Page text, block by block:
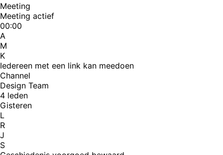
Meeting
Meeting actief
00:00
A
M
K
Iedereen met een link kan meedoen
Channel
Design Team
4 leden
Gisteren
L
R
J
S